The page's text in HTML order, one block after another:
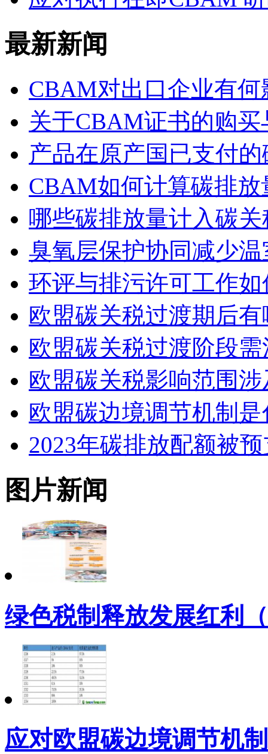
最新新闻
CBAM对出口企业有何
关于CBAM证书的购
产品在原产国已支付
CBAM如何计算碳排放
哪些碳排放量计入碳
臭氧层保护协同减少
环评与排污许可工作
欧盟碳关税过渡期后
欧盟碳关税过渡阶段
欧盟碳关税影响范围
欧盟碳边境调节机制
2023年碳排放配额被
图片新闻
绿色税制释放发展红利
应对欧盟碳边境调节机